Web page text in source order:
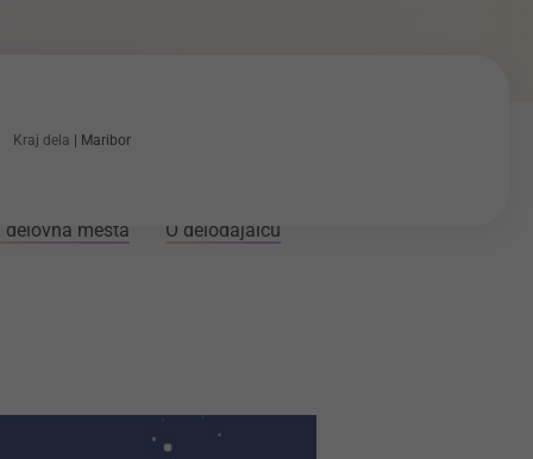
Kraj dela Maribor
delovna mesta O delodajalcu